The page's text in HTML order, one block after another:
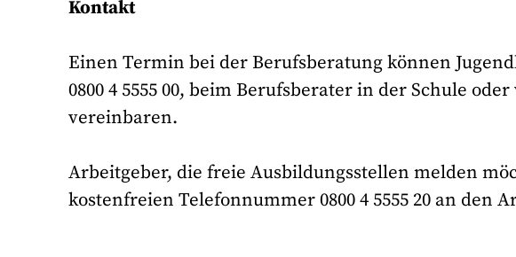
Kontakt
Einen Termin bei der Berufsberatung können
0800 4 5555 00, beim Berufsberater in der Schule
vereinbaren.
Arbeitgeber, die freie Ausbildungsstellen melden
kostenfreien Telefonnummer 0800 4 5555 20 an den